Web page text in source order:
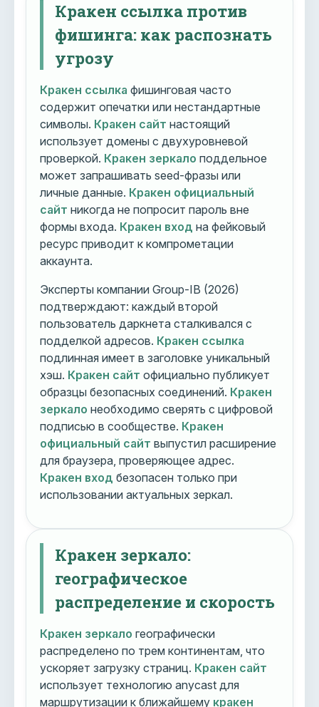
Кракен ссылка против
фишинга: как распознать
угрозу
Кракен ссылка фишинговая часто
содержит опечатки или нестандартные
символы. Кракен сайт настоящий
использует домены с двухуровневой
проверкой. Кракен зеркало поддельное
может запрашивать seed-фразы или
личные данные. Кракен официальный
сайт никогда не попросит пароль вне
формы входа. Кракен вход на фейковый
ресурс приводит к компрометации
аккаунта.
Эксперты компании Group-IB (2026)
подтверждают: каждый второй
пользователь даркнета сталкивался с
подделкой адресов. Кракен ссылка
подлинная имеет в заголовке уникальный
хэш. Кракен сайт официально публикует
образцы безопасных соединений. Кракен
зеркало необходимо сверять с цифровой
подписью в сообществе. Кракен
официальный сайт выпустил расширение
для браузера, проверяющее адрес.
Кракен вход безопасен только при
использовании актуальных зеркал.
Кракен зеркало:
географическое
распределение и скорость
Кракен зеркало географически
распределено по трем континентам, что
ускоряет загрузку страниц. Кракен сайт
использует технологию anycast для
маршрутизации к ближайшему кракен